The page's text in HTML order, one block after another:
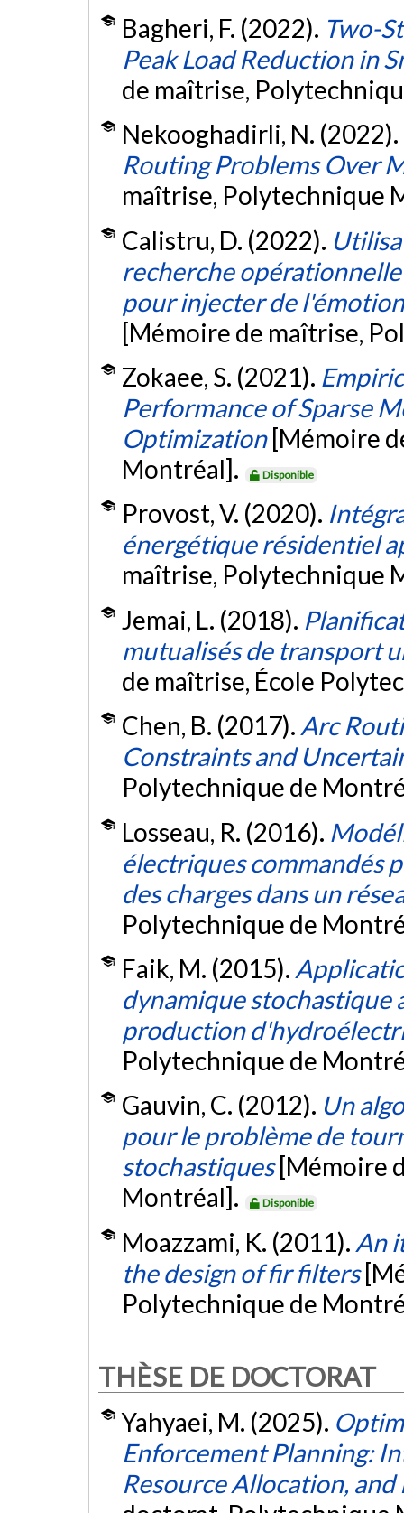
Bagheri, F. (2022). Two-
Peak Load Reduction in
de maîtrise,
Nekooghadirli, N. (2022).
Routing Problems Over
maîtrise, Polytechnique
Calistru, D. (2022).
recherche
pour injecter de
[Mémoire de maîtrise,
Zokaee, S. (2021).
Performance of Sparse
Optimization [Mémoire
Montréal].
Disponible
Provost, V. (2020).
énergétique résidentiel
maîtrise, Polytechnique
Jemai, L. (2018).
mutualisés de transport
de maîtrise, École
Chen, B. (2017). Arc
Constraints and
Polytechnique de
Losseau, R. (2016).
électriques commandés
des charges dans un
Polytechnique de
Faik, M. (2015).
dynamique stochastique
production
Polytechnique de
Gauvin, C. (2012). Un
pour le problème de
stochastiques [Mémoire
Montréal].
Disponible
Moazzami, K. (2011). An
the design of fir filters
Polytechnique de
THÈSE DE DOCTORAT
Yahyaei, M. (2025).
Enforcement Planning:
Resource Allocation,